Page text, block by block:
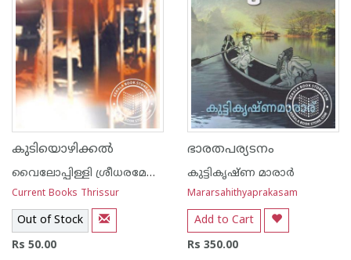
കുടിയൊഴിക്കല്‍
വൈലോപ്പിള്ളി ശ്രീധരമേനോ‌ന്‍
Current Books Thrissur
Out of Stock
Rs 50.00
ഭാരതപര്യടനം
കുട്ടികൃഷ്ണ മാരാര്‍
Mararsahithyaprakasam
Add to Cart
Rs 350.00